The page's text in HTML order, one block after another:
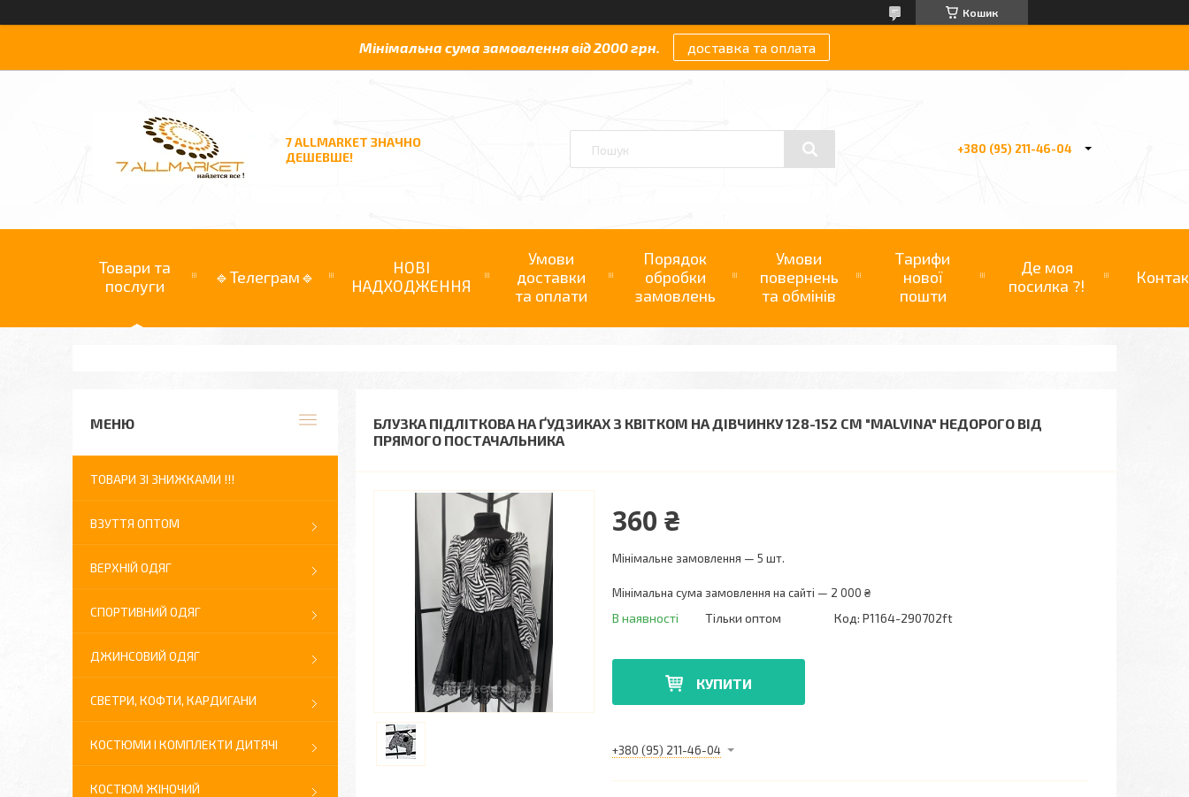
Кошик
Мінімальна сума замовлення від 2000 грн. доставка та оплата
7 ALLMARKET ЗНАЧНО
ДЕШЕВШЕ!
+380 (95) 211-46-04
Товари та
послуги
🔹Телеграм🔹
НОВІ
НАДХОДЖЕННЯ
Умови
доставки
та оплати
Порядок
обробки
замовлень
Умови
повернень
та обмінів
Тарифи
нової
пошти
Де моя
посилка ?!
БЛУЗКА ПІДЛІТКОВА НА ҐУДЗИКАХ З КВІТКОМ НА ДІВЧИНКУ 128-152 СМ "MALVINA" НЕДОРОГО ВІД
ПРЯМОГО ПОСТАЧАЛЬНИКА
360 ₴
Мінімальне замовлення — 5 шт.
Мінімальна сума замовлення на сайті — 2 000 ₴
В наявності Тільки оптом Код: P1164-290702ft
КУПИТИ
+380 (95) 211-46-04
ТОВАРИ ЗІ ЗНИЖКАМИ !!!
ВЗУТТЯ ОПТОМ
ВЕРХНІЙ ОДЯГ
СПОРТИВНИЙ ОДЯГ
ДЖИНСОВИЙ ОДЯГ
СВЕТРИ, КОФТИ, КАРДИГАНИ
КОСТЮМИ І КОМПЛЕКТИ ДИТЯЧІ
КОСТЮМ ЖІНОЧИЙ